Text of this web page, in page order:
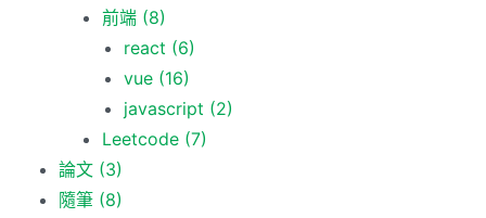
前端 (8)
react (6)
vue (16)
javascript (2)
Leetcode (7)
論文 (3)
隨筆 (8)